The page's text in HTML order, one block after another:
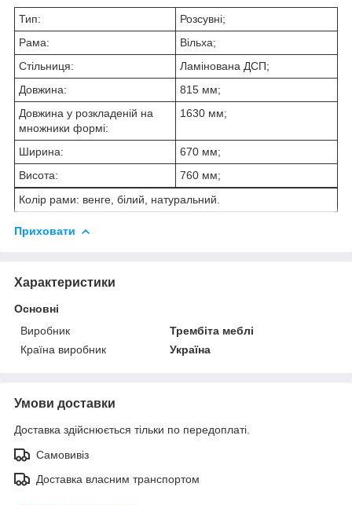
Тип:
Розсувні;
Рама:
Вільха;
Стільниця:
Ламінована ДСП;
Довжина:
815 мм;
Довжина у розкладеній на
множники формі:
1630 мм;
Ширина:
670 мм;
Висота:
760 мм;
Колір рами: венге, білий, натуральний.
Приховати
Характеристики
Основні
Виробник
Трембіта меблі
Країна виробник
Україна
Умови доставки
Доставка здійснюється тільки по передоплаті.
Самовивіз
Доставка власним транспортом